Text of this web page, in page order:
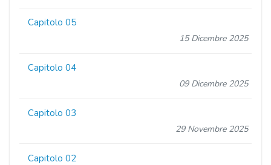
Capitolo 05
15 Dicembre 2025
Capitolo 04
09 Dicembre 2025
Capitolo 03
29 Novembre 2025
Capitolo 02